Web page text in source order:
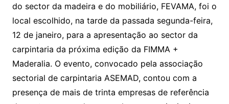
do sector da madeira e do mobiliário, FEVAMA, foi o
local escolhido, na tarde da passada segunda-feira,
12 de janeiro, para a apresentação ao sector da
carpintaria da próxima edição da FIMMA +
Maderalia. O evento, convocado pela associação
sectorial de carpintaria ASEMAD, contou com a
presença de mais de trinta empresas de referência